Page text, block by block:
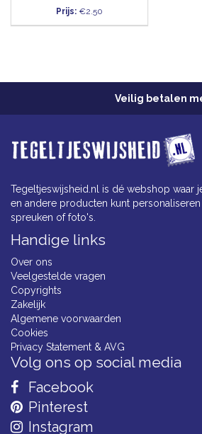
Prijs: €2.50
Veilig betalen
Tegeltjeswijsheid.nl is dé webshop waar
en andere producten kunt personaliseren
spreuken of foto's.
Handige links
Over ons
Veelgestelde vragen
Copyrights
Zakelijk
Algemene voorwaarden
Cookies
Privacy Statement & AVG
Volg ons op social media
Facebook
Pinterest
Instagram